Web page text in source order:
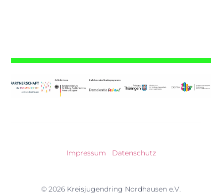
Impressum Datenschutz
© 2026 Kreisjugendring Nordhausen e.V.